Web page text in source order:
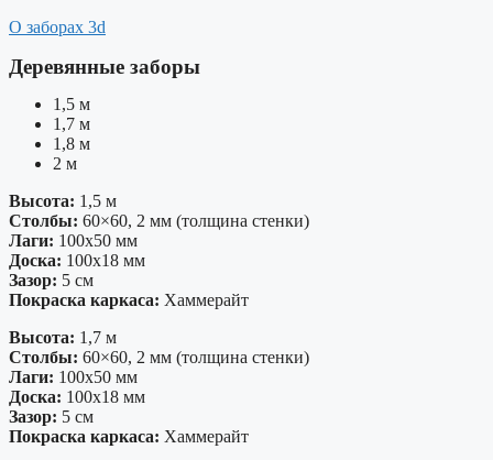
О заборах 3d
Деревянные заборы
1,5 м
1,7 м
1,8 м
2 м
Высота: 1,5 м
Столбы: 60×60, 2 мм (толщина стенки)
Лаги: 100х50 мм
Доска: 100х18 мм
Зазор: 5 см
Покраска каркаса: Хаммерайт
Высота: 1,7 м
Столбы: 60×60, 2 мм (толщина стенки)
Лаги: 100х50 мм
Доска: 100х18 мм
Зазор: 5 см
Покраска каркаса: Хаммерайт